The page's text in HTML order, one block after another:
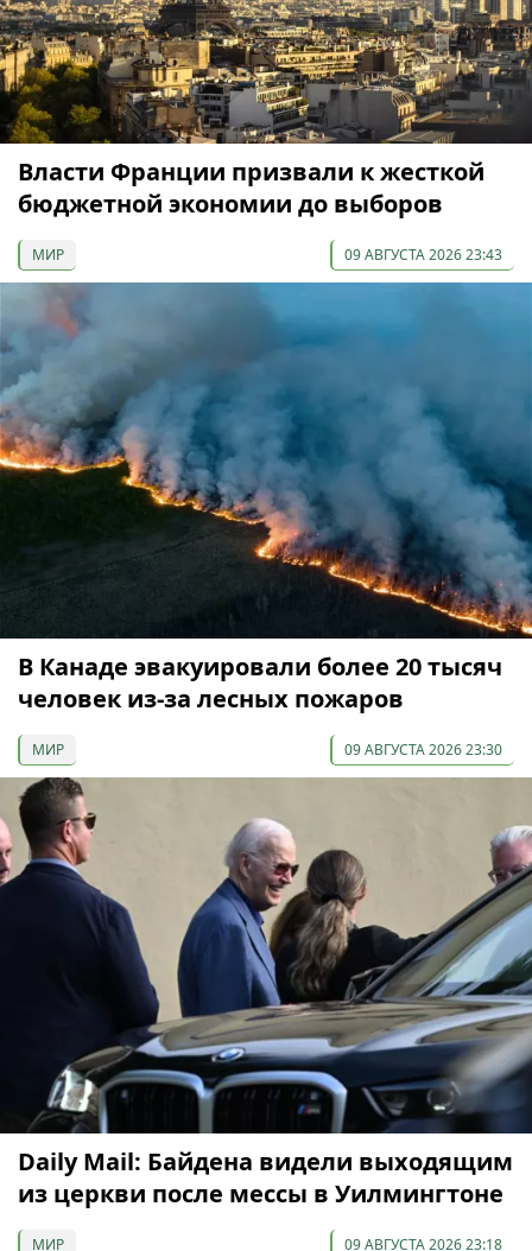
Власти Франции призвали к жесткой
бюджетной экономии до выборов
МИР 09 АВГУСТА 2026 23:43
В Канаде эвакуировали более 20 тысяч
человек из-за лесных пожаров
МИР 09 АВГУСТА 2026 23:30
Daily Mail: Байдена видели выходящим
из церкви после мессы в Уилмингтоне
МИР 09 АВГУСТА 2026 23:18